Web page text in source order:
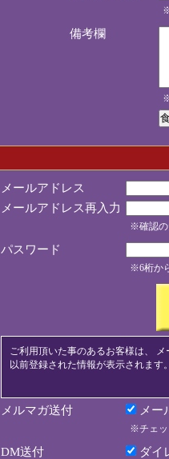
備考欄
メールアドレス
メールアドレス再入力
※確認の
パスワード
※6桁か
ご利用頂いた事のあるお客様は、
以前登録された情報が表示されます。
メルマガ送付 メー
※チェッ
DM送付 ダイ